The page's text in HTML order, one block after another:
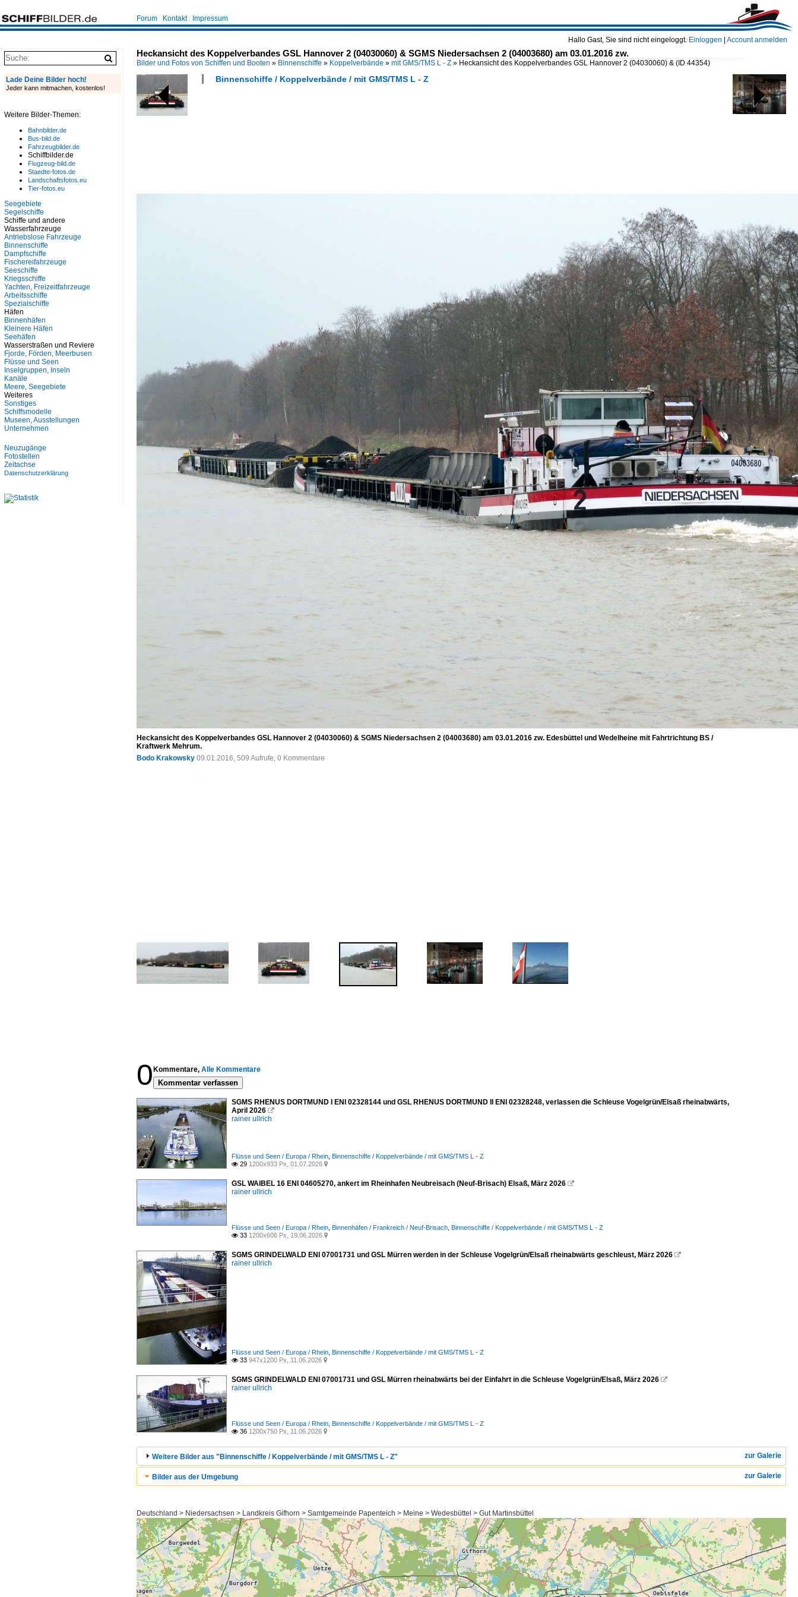
Hallo Gast, Sie sind nicht eingeloggt. Einloggen Account anmelden
Forum Kontakt Impressum
Heckansicht des Koppelverbandes GSL Hannover 2 (04030060) & SGMS Niedersachsen 2 (04003680) am 03.01.2016 zw.
Bilder und Fotos von Schiffen und Booten » Binnenschiffe » Koppelverbände » mit GMS/TMS L - Z » Heckansicht des Koppelverbandes GSL Hannover 2 (04030060) & (ID 44354)
Binnenschiffe / Koppelverbände / mit GMS/TMS L - Z
Heckansicht des Koppelverbandes GSL Hannover 2 (04030060) & SGMS Niedersachsen 2 (04003680) am 03.01.2016 zw. Edesbüttel und Wedelheine mit Fahrtrichtung BS /
Kraftwerk Mehrum.
Bodo Krakowsky 09.01.2016, 509 Aufrufe, 0 Kommentare
0 Kommentare, Alle Kommentare
Kommentar verfassen
SGMS RHENUS DORTMUND I ENI 02328144 und GSL RHENUS DORTMUND II ENI 02328248, verlassen die Schleuse Vogelgrün/Elsaß rheinabwärts,
April 2026 
rainer ullrich
Flüsse und Seen / Europa / Rhein Binnenschiffe / Koppelverbände / mit GMS/TMS L - Z
 29 1200x933 Px, 01.07.2026 
GSL WAIBEL 16 ENI 04605270, ankert im Rheinhafen Neubreisach (Neuf-Brisach) Elsaß, März 2026 
rainer ullrich
Flüsse und Seen / Europa / Rhein Binnenhäfen / Frankreich / Neuf-Brisach Binnenschiffe / Koppelverbände / mit GMS/TMS L - Z
 33 1200x606 Px, 19.06.2026 
SGMS GRINDELWALD ENI 07001731 und GSL Mürren werden in der Schleuse Vogelgrün/Elsaß rheinabwärts geschleust, März 2026 
rainer ullrich
Flüsse und Seen / Europa / Rhein Binnenschiffe / Koppelverbände / mit GMS/TMS L - Z
 33 947x1200 Px, 11.06.2026 
SGMS GRINDELWALD ENI 07001731 und GSL Mürren rheinabwärts bei der Einfahrt in die Schleuse Vogelgrün/Elsaß, März 2026 
rainer ullrich
Flüsse und Seen / Europa / Rhein Binnenschiffe / Koppelverbände / mit GMS/TMS L - Z
 36 1200x750 Px, 11.06.2026 
zur Galerie
Weitere Bilder aus "Binnenschiffe / Koppelverbände / mit GMS/TMS L - Z"
zur Galerie
Bilder aus der Umgebung
Deutschland > Niedersachsen > Landkreis Gifhorn > Samtgemeinde Papenteich > Meine > Wedesbüttel > Gut Martinsbüttel
Lade Deine Bilder hoch!
Jeder kann mitmachen, kostenlos!
Weitere Bilder-Themen:
Bahnbilder.de
Bus-bild.de
Fahrzeugbilder.de
Schiffbilder.de
Flugzeug-bild.de
Staedte-fotos.de
Landschaftsfotos.eu
Tier-fotos.eu
Seegebiete
Segelschiffe
Schiffe und andere
Wasserfahrzeuge
Antriebslose Fahrzeuge
Binnenschiffe
Dampfschiffe
Fischereifahrzeuge
Seeschiffe
Kriegsschiffe
Yachten, Freizeitfahrzeuge
Arbeitsschiffe
Spezialschiffe
Häfen
Binnenhäfen
Kleinere Häfen
Seehäfen
Wasserstraßen und Reviere
Fjorde, Förden, Meerbusen
Flüsse und Seen
Inselgruppen, Inseln
Kanäle
Meere, Seegebiete
Weiteres
Sonstiges
Schiffsmodelle
Museen, Ausstellungen
Unternehmen
Neuzugänge
Fotostellen
Zeitachse
Datenschutzerklärung